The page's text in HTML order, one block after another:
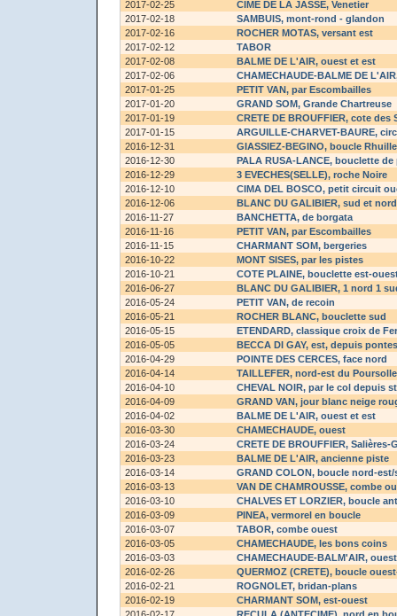
2017-02-25
CIME DE LA JASSE, Venetier
2017-02-18
SAMBUIS, mont-rond - glandon
2017-02-16
ROCHER MOTAS, versant est
2017-02-12
TABOR
2017-02-08
BALME DE L'AIR, ouest et est
2017-02-06
CHAMECHAUDE-BALME DE L'AIR
2017-01-25
PETIT VAN, par Escombailles
2017-01-20
GRAND SOM, Grande Chartreuse
2017-01-19
CRETE DE BROUFFIER, cote des
2017-01-15
ARGUILLE-CHARVET-BAURE,
2016-12-31
GIASSIEZ-BEGINO, boucle
2016-12-30
PALA RUSA-LANCE, bouclette de
2016-12-29
3 EVECHES(SELLE), roche Noire
2016-12-10
CIMA DEL BOSCO, petit circuit
2016-12-06
BLANC DU GALIBIER, sud et nord
2016-11-27
BANCHETTA, de borgata
2016-11-16
PETIT VAN, par Escombailles
2016-11-15
CHARMANT SOM, bergeries
2016-10-22
MONT SISES, par les pistes
2016-10-21
COTE PLAINE, bouclette est-
2016-06-27
BLANC DU GALIBIER, 1 nord 1
2016-05-24
PETIT VAN, de recoin
2016-05-21
ROCHER BLANC, bouclette sud
2016-05-15
ETENDARD, classique croix de Fer
2016-05-05
BECCA DI GAY, est, depuis
2016-04-29
POINTE DES CERCES, face nord
2016-04-14
TAILLEFER, nord-est du
2016-04-10
CHEVAL NOIR, par le col depuis
2016-04-09
GRAND VAN, jour blanc neige
2016-04-02
BALME DE L'AIR, ouest et est
2016-03-30
CHAMECHAUDE, ouest
2016-03-24
CRETE DE BROUFFIER, Salières-
2016-03-23
BALME DE L'AIR, ancienne piste
2016-03-14
GRAND COLON, boucle nord-
2016-03-13
VAN DE CHAMROUSSE, combe
2016-03-10
CHALVES ET LORZIER, boucle
2016-03-09
PINEA, vermorel en boucle
2016-03-07
TABOR, combe ouest
2016-03-05
CHAMECHAUDE, les bons coins
2016-03-03
CHAMECHAUDE-BALM'AIR,
2016-02-26
QUERMOZ (CRETE), boucle
2016-02-21
ROGNOLET, bridan-plans
2016-02-19
CHARMANT SOM, est-ouest